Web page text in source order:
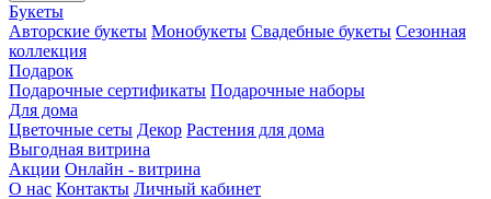
Букеты
Авторские букеты Монобукеты Свадебные букеты Сезонная
коллекция
Подарок
Подарочные сертификаты Подарочные наборы
Для дома
Цветочные сеты Декор Растения для дома
Выгодная витрина
Акции Онлайн - витрина
О нас Контакты Личный кабинет